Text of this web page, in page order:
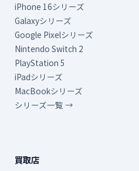
iPhone 16シリーズ
Galaxyシリーズ
Google Pixelシリーズ
Nintendo Switch 2
PlayStation 5
iPadシリーズ
MacBookシリーズ
シリーズ一覧 →
買取店